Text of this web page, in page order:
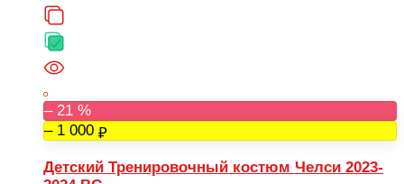
– 21 %
– 1 000
Детский Тренировочный костюм Челси 2023-